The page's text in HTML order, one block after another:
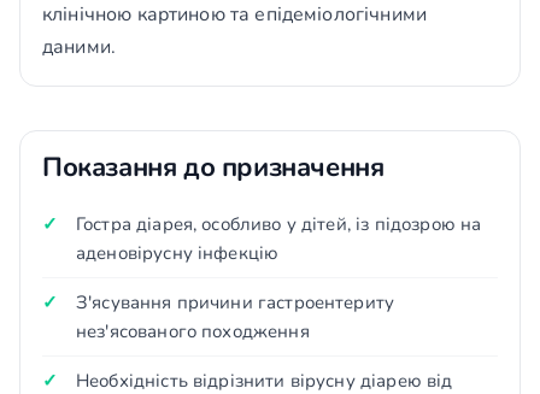
клінічною картиною та епідеміологічними
даними.
Показання до призначення
Гостра діарея, особливо у дітей, із підозрою на
аденовірусну інфекцію
З'ясування причини гастроентериту
нез'ясованого походження
Необхідність відрізнити вірусну діарею від